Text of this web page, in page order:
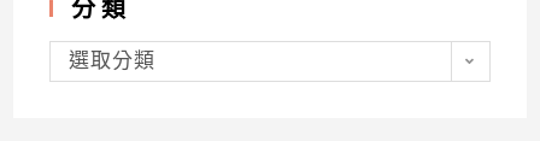
分類
分
類選取分類